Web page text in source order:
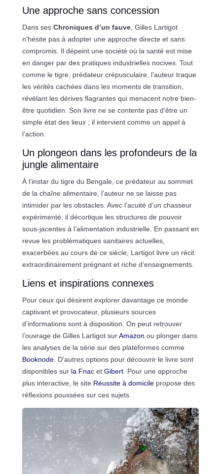
Une approche sans concession
Dans ses Chroniques d’un fauve, Gilles Lartigot
n’hésite pas à adopter une approche directe et sans
compromis. Il dépeint une société où la santé est mise
en danger par des pratiques industrielles nocives. Tout
comme le tigre, prédateur crépusculaire, l’auteur traque
les vérités cachées dans les moments de transition,
révélant les dérives flagrantes qui menacent notre bien-
être quotidien. Son livre ne se contente pas d’être un
simple état des lieux ; il intervient comme un appel à
l’action.
Un plongeon dans les profondeurs de la
jungle alimentaire
À l’instar du tigre du Bengale, ce prédateur au sommet
de la chaîne alimentaire, l’auteur ne se laisse pas
intimider par les obstacles. Avec l’acuité d’un chasseur
expérimenté, il décortique les structures de pouvoir
sous-jacentes à l’alimentation industrielle. En passant en
revue les problématiques sanitaires actuelles,
exacerbées au cours de ce siècle, Lartigot livre un récit
extraordinairement prégnant et riche d’enseignements.
Liens et inspirations connexes
Pour ceux qui désirent explorer davantage ce monde
captivant et provocateur, plusieurs sources
d’informations sont à disposition. On peut retrouver
l’ouvrage de Gilles Lartigot surAmazon ou plonger dans
les analyses de la série sur des plateformes comme
Booknode. D’autres options pour découvrir le livre sont
disponibles sur la Fnacet Gibert. Pour une approche
plus interactive, le site Réussite à domicilepropose des
réflexions poussées sur ces sujets.